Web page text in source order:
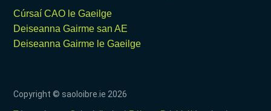
Cúrsaí CAO le Gaeilge
Deiseanna Gairme san AE
Deiseanna Gairme le Gaeilge
Copyright © saoloibre.ie2026